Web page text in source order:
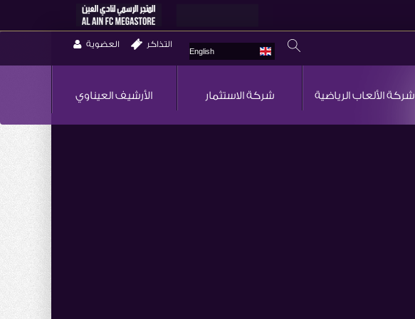
English
التذاكر العضوية
الأرشيف العيناوي شركة الاستثمار شركة الألعاب الرياضية